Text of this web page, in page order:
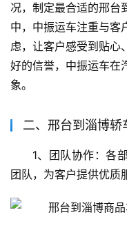
况，制定最合适的邢台
中，中振运车注重与客
虑，让客户感受到贴心
好的信誉，中振运车在
象。
二、邢台到淄博
1、团队协作：各
团队，为客户提供优质